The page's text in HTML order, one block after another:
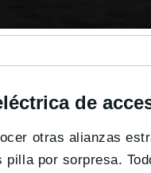
de
otras alianzas
pilla por sorpresa.